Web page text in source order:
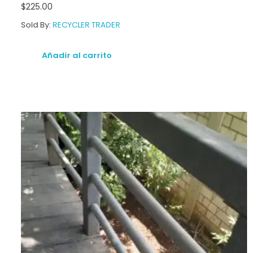
$225.00
Sold By: RECYCLER TRADER
Añadir al carrito